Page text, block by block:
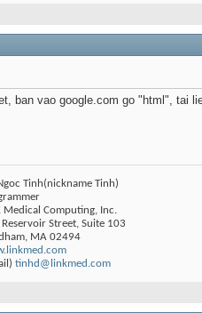
ban vao google.com go "html", tai
Tinh(nickname Tinh)
Medical Computing, Inc.
Street, Suite 103
MA 02494
tinhd@linkmed.com